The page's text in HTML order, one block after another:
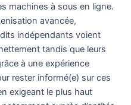
machines à sous en ligne.
avancée,
indépendants voient
tandis que leurs
à une expérience
rester informé(e) sur ces
exigeant le plus haut